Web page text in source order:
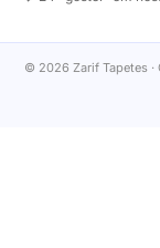
© 2026 Zarif Tapetes ·